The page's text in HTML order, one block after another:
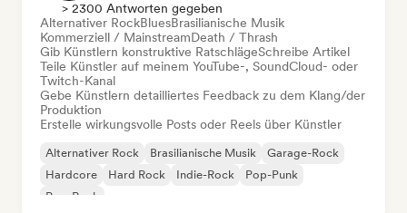
> 2300 Antworten gegeben
Alternativer RockBluesBrasilianische Musik
Kommerziell / MainstreamDeath / Thrash
Gib Künstlern konstruktive RatschlägeSchreibe Artikel
Teile Künstler auf meinem YouTube-, SoundCloud- oder
Twitch-Kanal
Gebe Künstlern detailliertes Feedback zu dem Klang/der
Produktion
Erstelle wirkungsvolle Posts oder Reels über Künstler
Alternativer Rock Brasilianische Musik
Garage-Rock
Hardcore
Hard Rock Indie-Rock
Pop-Punk
Pop-Rock